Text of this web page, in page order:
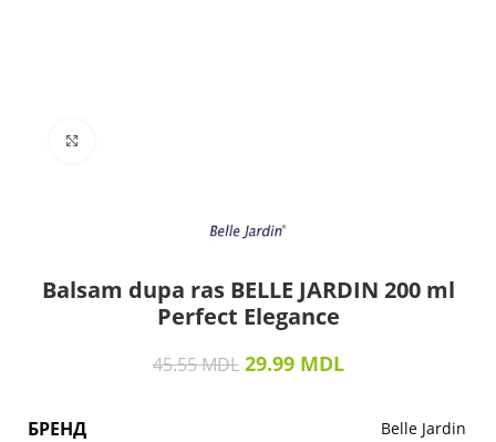
Balsam dupa ras BELLE JARDIN 200 ml
Perfect Elegance
45.55MDL 29.99 MDL
БРЕНД Belle Jardin